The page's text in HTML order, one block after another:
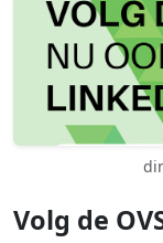
Volg de